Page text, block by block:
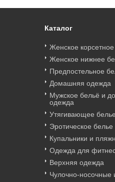
Каталог
Женское
Женское нижнее
Предпостельное
Домашняя одежда
Мужское бельё и
одежда
Утягивающее белье
Эротическое белье
Купальники и
Одежда для
Верхняя одежда
Чулочно-носочные